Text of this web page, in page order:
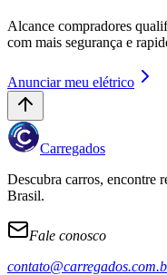
Alcance compradores
com mais segurança e
Anunciar meu elétrico
Carregados
Descubra carros, encontre
Brasil.
Fale conosco